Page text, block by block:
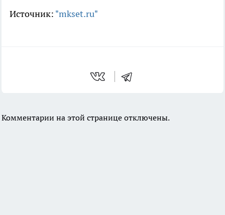
Источник: "mkset.ru"
Комментарии на этой странице отключены.